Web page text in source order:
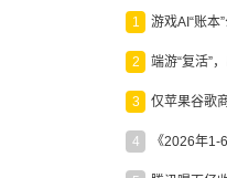
1
2
3
4 《2026年